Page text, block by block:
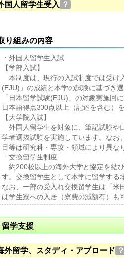
国人留学生受入 ？
り組みの内容
・外国人留学生入試
【学部入試】
本制度は、現行の入試制度では受け
(EJU)」の成績と本学の試験に基づき
「日本留学試験(EJU)」の対象実施回
日本語得点300点以上（記述を含む）
【大学院入試】
外国人留学生を対象に、筆記試験や
学者選抜試験を実施しています。なお
目等は研究科・専攻・領域により異な
・交換留学生制度
約200校以上の海外大学と協定を結
す。交換留学生として本学に留学する
なお、一部の受入れ交換留学生は「米
は学生寮への入居（寮費の減額有）も
留学支援
外留学、スタディ・アブロード ？